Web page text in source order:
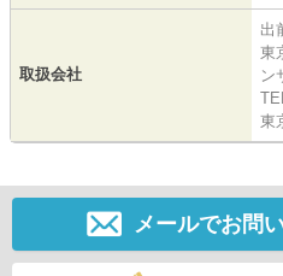
取扱会社
出
東
ン
東
メールでお問